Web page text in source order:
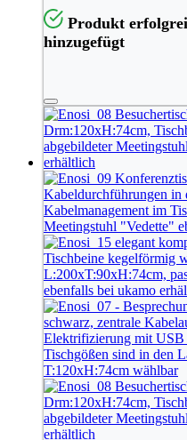
Produkt
hinzugefügt